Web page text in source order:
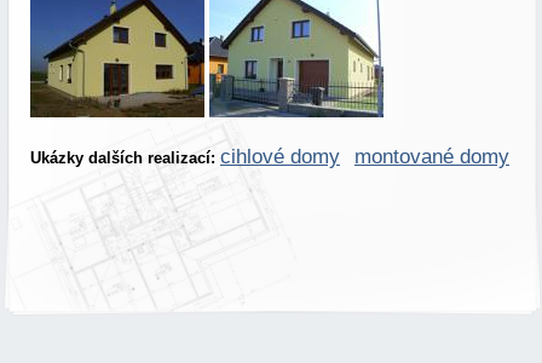
Ukázky dalších realizací: cihlové domy montované domy